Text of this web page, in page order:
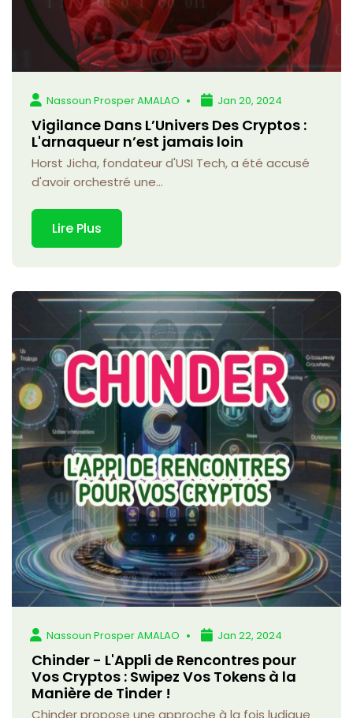
Nassoun Prosper AMALAO Jan 20, 2024
Vigilance Dans L’Univers Des Cryptos :
L'arnaqueur n’est jamais loin
Horst Jicha, fondateur d'USI Tech, a été accusé
d'avoir orchestré une...
Lire Plus
Nassoun Prosper AMALAO Jan 22, 2024
Chinder - L'Appli de Rencontres pour
Vos Cryptos : Swipez Vos Tokens à la
Manière de Tinder !
Chinder propose une approche à la fois ludique